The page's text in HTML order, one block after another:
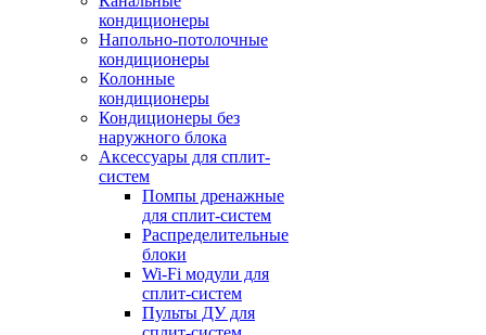
кондиционеры
Напольно-потолочные
кондиционеры
Колонные
кондиционеры
Кондиционеры без
наружного блока
Аксессуары для сплит-
систем
Помпы дренажные
для сплит-систем
Распределительные
блоки
Wi-Fi модули для
сплит-систем
Пульты ДУ для